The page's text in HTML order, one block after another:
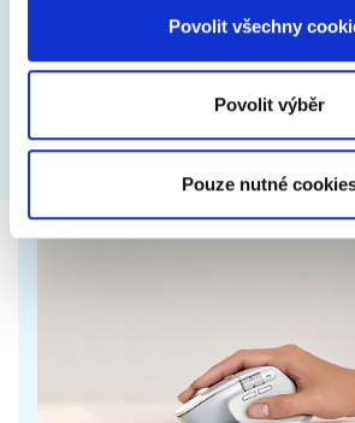
Povolit všechny
Povolit výběr
Pouze nutné
1 999 Kč